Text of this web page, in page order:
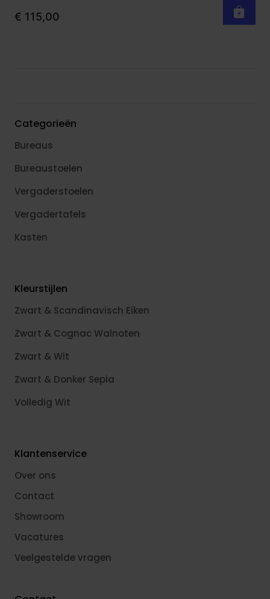
€ 115,00
Categorieën
Bureaus
Bureaustoelen
Vergaderstoelen
Vergadertafels
Kasten
Kleurstijlen
Zwart & Scandinavisch Eiken
Zwart & Cognac Walnoten
Zwart & Wit
Zwart & Donker Sepia
Volledig Wit
Klantenservice
Over ons
Contact
Showroom
Vacatures
Veelgestelde vragen